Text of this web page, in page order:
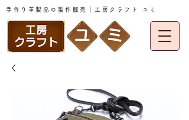
手作り革製品の製作販売｜工房クラフト ユミ